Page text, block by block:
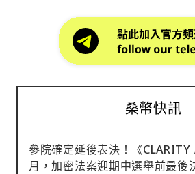
桑幣快訊
參院確定延後表決！《
月，加密法案迎期中選舉前最後